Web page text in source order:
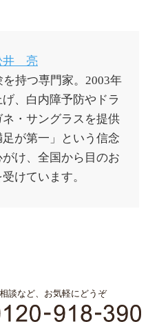
井 亮
持つ専門家。2003年
、白内障予防やドラ
・サングラスを提供
が第一」という信念
け、全国から目のお
けています。
談など、お気軽にどうぞ